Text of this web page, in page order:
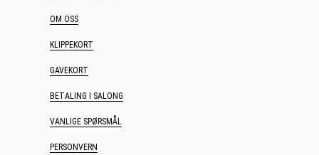
OM OSS
KLIPPEKORT
GAVEKORT
BETALING I SALONG
VANLIGE SPØRSMÅL
PERSONVERN